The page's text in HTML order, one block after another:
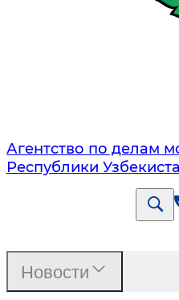
Агентство по делам
Республики
Новости